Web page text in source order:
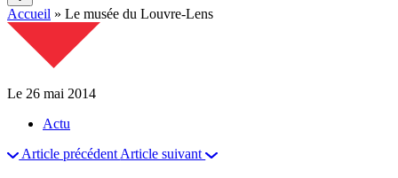
Accueil » Le musée du Louvre-Lens
Le 26 mai 2014
Actu
Article précédent Article suivant